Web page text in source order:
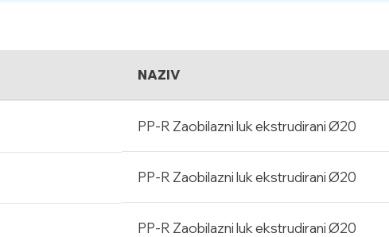
NAZIV
PP-R Zaobilazni luk ekstrudirani Ø20
PP-R Zaobilazni luk ekstrudirani Ø20
PP-R Zaobilazni luk ekstrudirani Ø20